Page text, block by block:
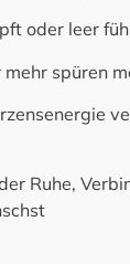
oder leer
spüren
Ruhe,